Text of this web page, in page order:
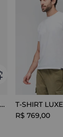
CREWNECK S S TEE COTTON BLACK
R$ 769,00